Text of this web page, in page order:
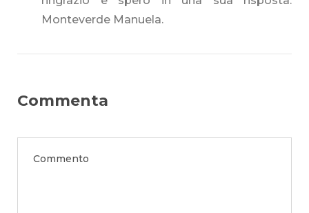
Monteverde Manuela.
Commenta